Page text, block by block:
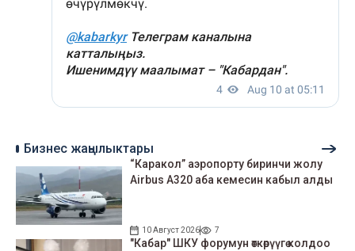
Бизнес жаңылыктары
“Каракол” аэропорту биринчи жолу
Airbus A320 аба кемесин кабыл алды
10 Август 2026 7
"Кабар" ШКУ форумун өткөрүүгө колдоо